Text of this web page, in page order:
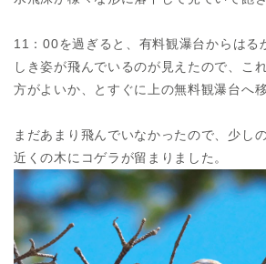
11：00を過ぎると、有料観瀑台からはる
しき姿が飛んでいるのが見えたので、こ
方がよいか、とすぐに上の無料観瀑台へ移
まだあまり飛んでいなかったので、少し
近くの木にコゲラが留まりました。